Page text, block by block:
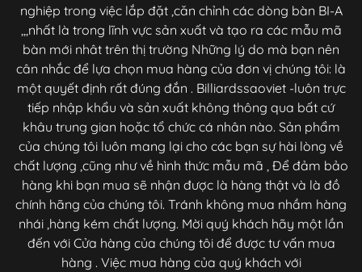
nghiệp trong việc lắp đặt ,căn chỉnh các dòng bàn BI-A
,,,nhất là trong lĩnh vực sản xuất và tạo ra các mẫu mã
bàn mới nhât trên thị trường Những lý do mà bạn nên
cân nhắc để lựa chọn mua hàng của đơn vị chúng tôi: là
một quyết định rất đúng đắn . Billiardssaoviet -luôn trực
tiếp nhập khẩu và sản xuất không thông qua bất cứ
khâu trung gian hoặc tổ chức cá nhân nào. Sản phẩm
của chúng tôi luôn mang lại cho các bạn sự hài lòng về
chất lượng ,cũng như về hình thức mẫu mã , Để đảm bảo
hàng khi bạn mua sẽ nhận được là hàng thật và là đồ
chính hãng của chúng tôi. Tránh không mua nhầm hàng
nhái ,hàng kém chất lượng. Mời quý khách hãy một lần
đến với Cửa hàng của chúng tôi để được tư vấn mua
hàng . Việc mua hàng của quý khách với